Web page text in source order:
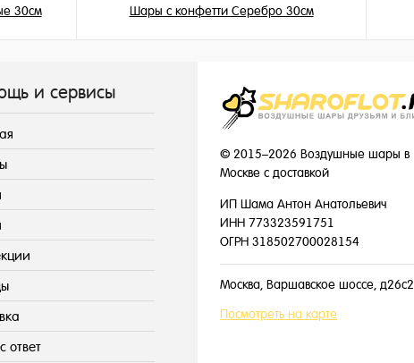
30см Шары с конфетти Серебро 30см
и сервисы
ответ
© 2015–2026 Воздушные шары в
Москве с доставкой
ИП Шама Антон Анатольевич
ИНН 773323591751
ОГРН 318502700028154
Москва, Варшавское шоссе, д26с2
Посмотреть на карте